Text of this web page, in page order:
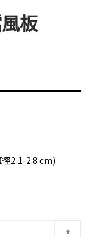
板
徑2.1-2.8 cm)
+